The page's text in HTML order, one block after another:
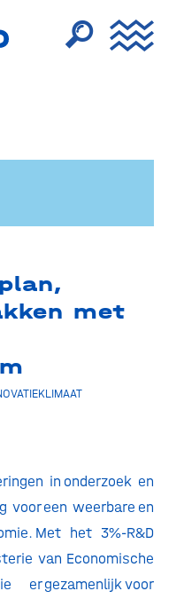
met
in onderzoek en
voor een weerbare en
Met het 3%-R&D
van Economische
er gezamenlijk voor